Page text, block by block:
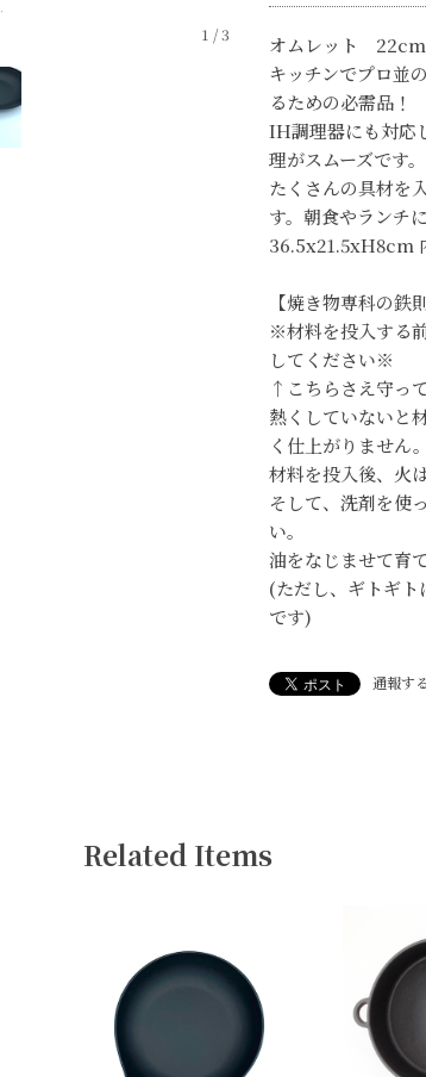
1 /3
オムレット
キッチンでプロ並
るための必需品！
IH調理器にも対応
理がスムーズです
たくさんの具材を
す。朝食やランチ
36.5x21.5xH8cm
【焼き物専科の鉄則
※材料を投入する
してください※
↑こちらさえ守っ
熱くしていないと
く仕上がりません。
材料を投入後、火
そして、洗剤を使
い。
油をなじませて育
(ただし、ギトギト
です)
通報する
Related Items